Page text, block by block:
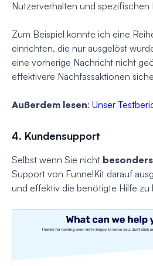
Nutzerverhalten und
Zum Beispiel konnte ich eine
einrichten, die nur ausgelöst
eine vorherige Nachricht nicht
effektivere Nachfassaktionen
Außerdem lesen: Unser
4. Kundensupport
Selbst wenn Sie nicht besonders
Support von FunnelKit darauf
und effektiv die benötigte Hilfe zu